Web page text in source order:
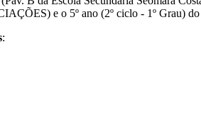
e o 5º ano (2º ciclo - 1º Grau)
: